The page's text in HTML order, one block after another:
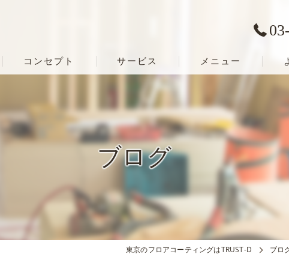
コンセプト サービス メニュー
ブログ
東京のフロアコーティングはTRUST-D ブロ